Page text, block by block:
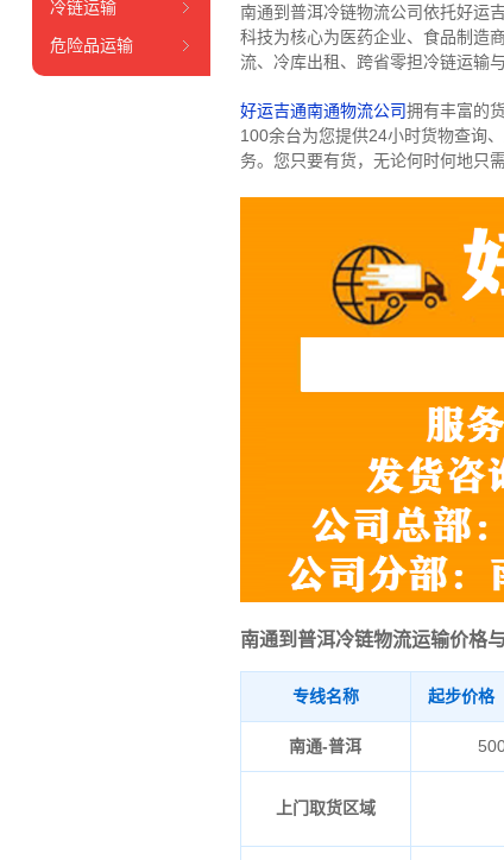
南通到普洱冷链物流公司依托好运
科技为核心为医药企业、食品制造
流、冷库出租、跨省零担冷链运输
好运吉通南通物流公司拥有丰富的
100余台为您提供24小时货物查询
务。 您只要有货，无论何时何地只
南通到普洱冷链物流运输价格与
专线名称 起步价格
南通-普洱
上门取货区域
冷链运输
危险品运输